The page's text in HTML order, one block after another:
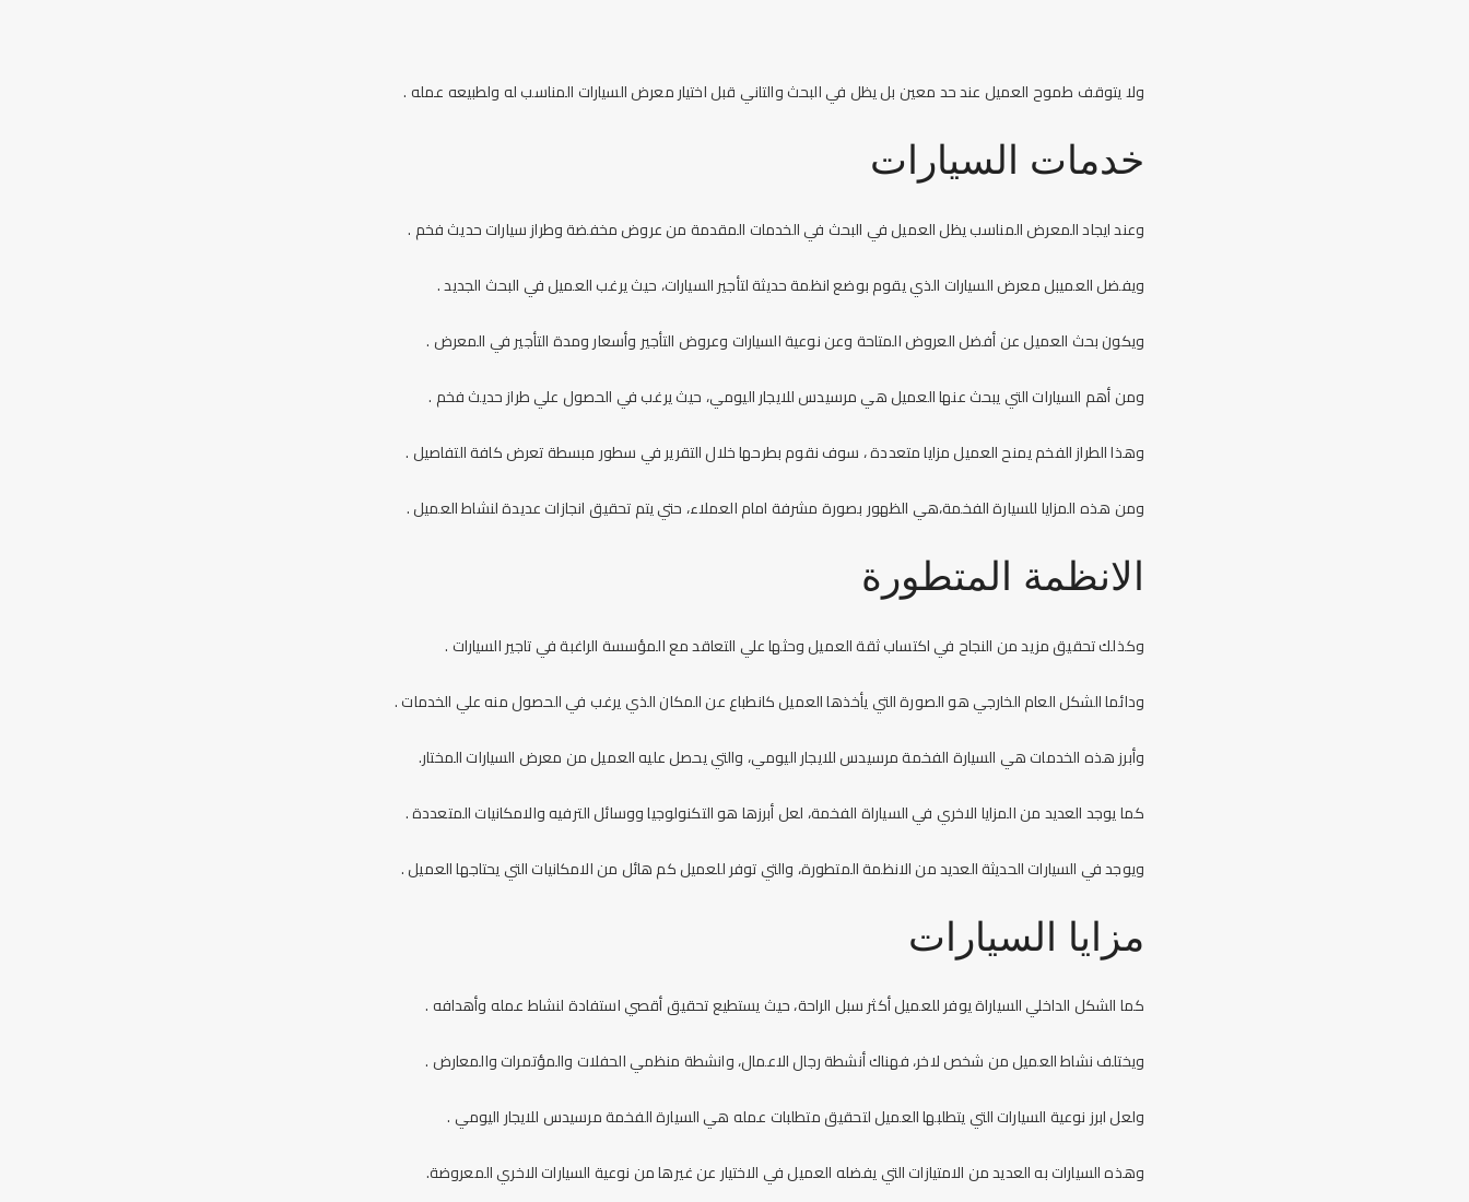
ولا يتوقف طموح العميل عند حد معين بل يظل في البحث والتاني قبل اختيار معرض السيارات المناسب له ولطبيعه عمله .
خدمات السيارات
وعند ايجاد المعرض المناسب يظل العميل في البحث في الخدمات المقدمة من عروض مخفضة وطراز سيارات حديث فخم .
ويفضل العميبل معرض السيارات الذي يقوم بوضع انظمة حديثة لتأجير السيارات، حيث يرغب العميل في البحث الجديد .
ويكون بحث العميل عن أفضل العروض المتاحة وعن نوعية السيارات وعروض التأجير وأسعار ومدة التأجير في المعرض .
ومن أهم السيارات التي يبحث عنها العميل هيمرسيدس للايجار اليومي، حيث يرغب في الحصول علي طراز حديث فخم .
وهذا الطراز الفخم يمنح العميل مزايا متعددة ، سوف نقوم بطرحها خلال التقرير في سطور مبسطة تعرض كافة التفاصيل .
ومن هذه المزايا للسيارة الفخمة،هي الظهور بصورة مشرفة امام العملاء، حتي يتم تحقيق انجازات عديدة لنشاط العميل .
الانظمة المتطورة
وكذلك تحقيق مزيد من النجاح في اكتساب ثقة العميل وحثها علي التعاقد مع المؤسسة الراغبة في تاجير السيارات .
ودائما الشكل العام الخارجي هو الصورة التي يأخذها العميل كانطباع عن المكان الذي يرغب في الحصول منه علي الخدمات .
وأبرز هذه الخدمات هي السيارة الفخمةمرسيدس للايجار اليومي، والتي يحصل عليه العميل من معرض السيارات المختار.
كما يوجد العديد من المزايا الاخري في السياراة الفخمة، لعل أبرزها هو التكنولوجيا ووسائل الترفيه والامكانيات المتعددة .
ويوجد في السيارات الحديثة العديد من الانظمة المتطورة، والتي توفر للعميل كم هائل من الامكانيات التي يحتاجها العميل .
مزايا السيارات
كما الشكل الداخلي السياراة يوفر للعميل أكثر سبل الراحة، حيث يستطيع تحقيق أقصي استفادة لنشاط عمله وأهدافه .
ويختلف نشاط العميل من شخص لاخر، فهناك أنشطة رجال الاعمال، وانشطة منظمي الحفلات والمؤتمرات والمعارض .
ولعل ابرز نوعية السيارات التي يتطلبها العميل لتحقيق متطلبات عمله هي السيارة الفخمة مرسيدس للايجار اليومي .
وهذه السيارات به العديد من الامتيازات التي يفضله العميل في الاختيار عن غيرها من نوعية السيارات الاخري المعروضة.